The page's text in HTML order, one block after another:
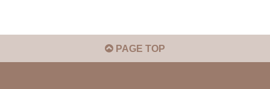
PAGE TOP